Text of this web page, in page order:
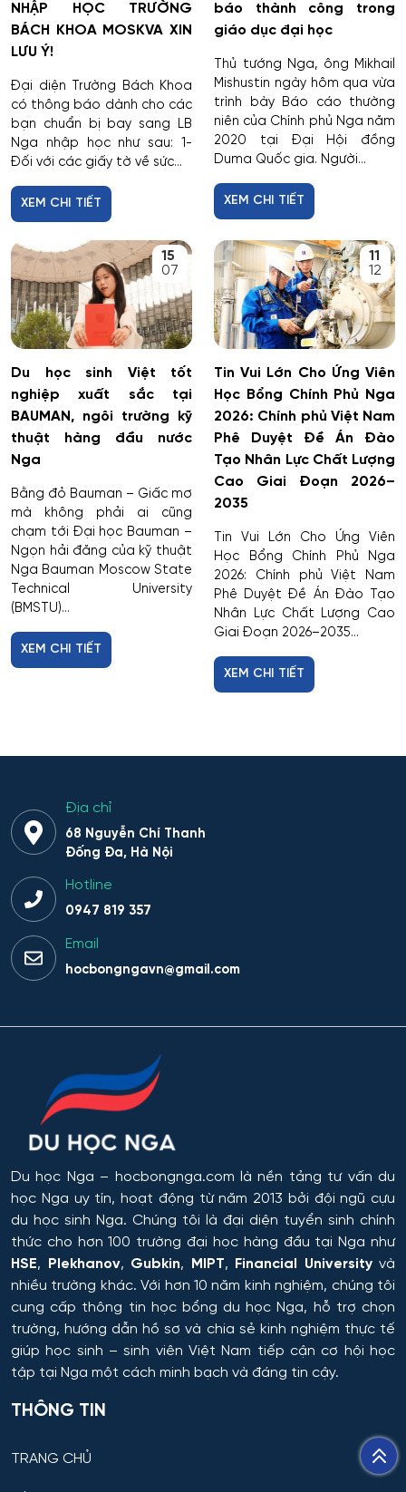
NHẬP HỌC TRƯỜNG
BÁCH KHOA MOSKVA XIN
LƯU Ý!
Đại diện Trường Bách Khoa
có thông báo dành cho các
bạn chuẩn bị bay sang LB
Nga nhập học như sau: 1-
Đối với các giấy tờ về sức...
XEM CHI TIẾT
báo thành công trong
giáo dục đại học
Thủ tướng Nga, ông Mikhail
Mishustin ngày hôm qua vừa
trình bày Báo cáo thường
niên của Chính phủ Nga năm
2020 tại Đại Hội đồng
Duma Quốc gia. Người...
XEM CHI TIẾT
15
07
Du học sinh Việt tốt
nghiệp xuất sắc tại
BAUMAN, ngôi trường kỹ
thuật hàng đầu nước
Nga
Bằng đỏ Bauman – Giấc mơ
mà không phải ai cũng
chạm tới Đại học Bauman –
Ngọn hải đăng của kỹ thuật
Nga Bauman Moscow State
Technical University
(BMSTU)...
XEM CHI TIẾT
11
12
Tin Vui Lớn Cho Ứng Viên
Học Bổng Chính Phủ Nga
2026: Chính phủ Việt Nam
Phê Duyệt Đề Án Đào
Tạo Nhân Lực Chất Lượng
Cao Giai Đoạn 2026–
2035
Tin Vui Lớn Cho Ứng Viên
Học Bổng Chính Phủ Nga
2026: Chính phủ Việt Nam
Phê Duyệt Đề Án Đào Tạo
Nhân Lực Chất Lượng Cao
Giai Đoạn 2026–2035...
XEM CHI TIẾT
Địa chỉ
68 Nguyễn Chí Thanh
Đống Đa, Hà Nội
Hotline
0947 819 357
Email
hocbongngavn@gmail.com
Du học Nga – hocbongnga.com là nền tảng tư vấn du
học Nga uy tín, hoạt động từ năm 2013 bởi đội ngũ cựu
du học sinh Nga. Chúng tôi là đại diện tuyển sinh chính
thức cho hơn 100 trường đại học hàng đầu tại Nga như
HSE, Plekhanov, Gubkin, MIPT, Financial Universityvà
nhiều trường khác. Với hơn 10 năm kinh nghiệm, chúng tôi
cung cấp thông tin học bổng du học Nga, hỗ trợ chọn
trường, hướng dẫn hồ sơ và chia sẻ kinh nghiệm thực tế
giúp học sinh – sinh viên Việt Nam tiếp cận cơ hội học
tập tại Nga một cách minh bạch và đáng tin cậy.
THÔNG TIN
TRANG CHỦ